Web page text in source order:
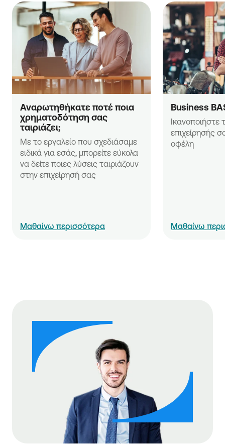
Αναρωτηθήκατε ποτέ ποια
χρηματοδότηση σας
ταιριάζει;
Με το εργαλείο που σχεδιάσαμε
ειδικά για εσάς, μπορείτε εύκολα
να δείτε ποιες λύσεις ταιριάζουν
στην επιχείρησή σας
Μαθαίνω περισσότερα
Business
Ικανοποιήστε
επιχείρησής
οφέλη
Μαθαίνω